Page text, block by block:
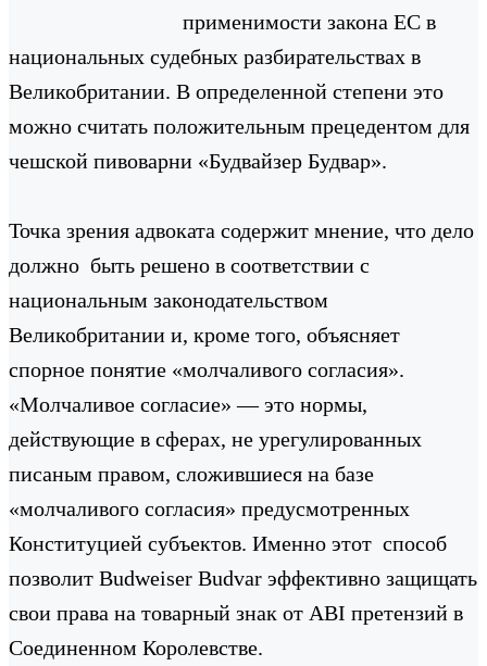
применимости закона ЕС в
национальных судебных разбирательствах в
Великобритании. В определенной степени это
можно считать положительным прецедентом для
чешской пивоварни «Будвайзер Будвар».
Точка зрения адвоката содержит мнение, что дело
должно быть решено в соответствии с
национальным законодательством
Великобритании и, кроме того, объясняет
спорное понятие «молчаливого согласия».
«Молчаливое согласие» — это нормы,
действующие в сферах, не урегулированных
писаным правом, сложившиеся на базе
«молчаливого согласия» предусмотренных
Конституцией субъектов. Именно этот способ
позволит Budweiser Budvar эффективно защищать
свои права на товарный знак от ABI претензий в
Соединенном Королевстве.